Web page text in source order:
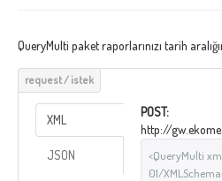
QueryMulti paket raporlarınızı tarih
XML
JSON
POST:
http://
<QueryMulti
01/